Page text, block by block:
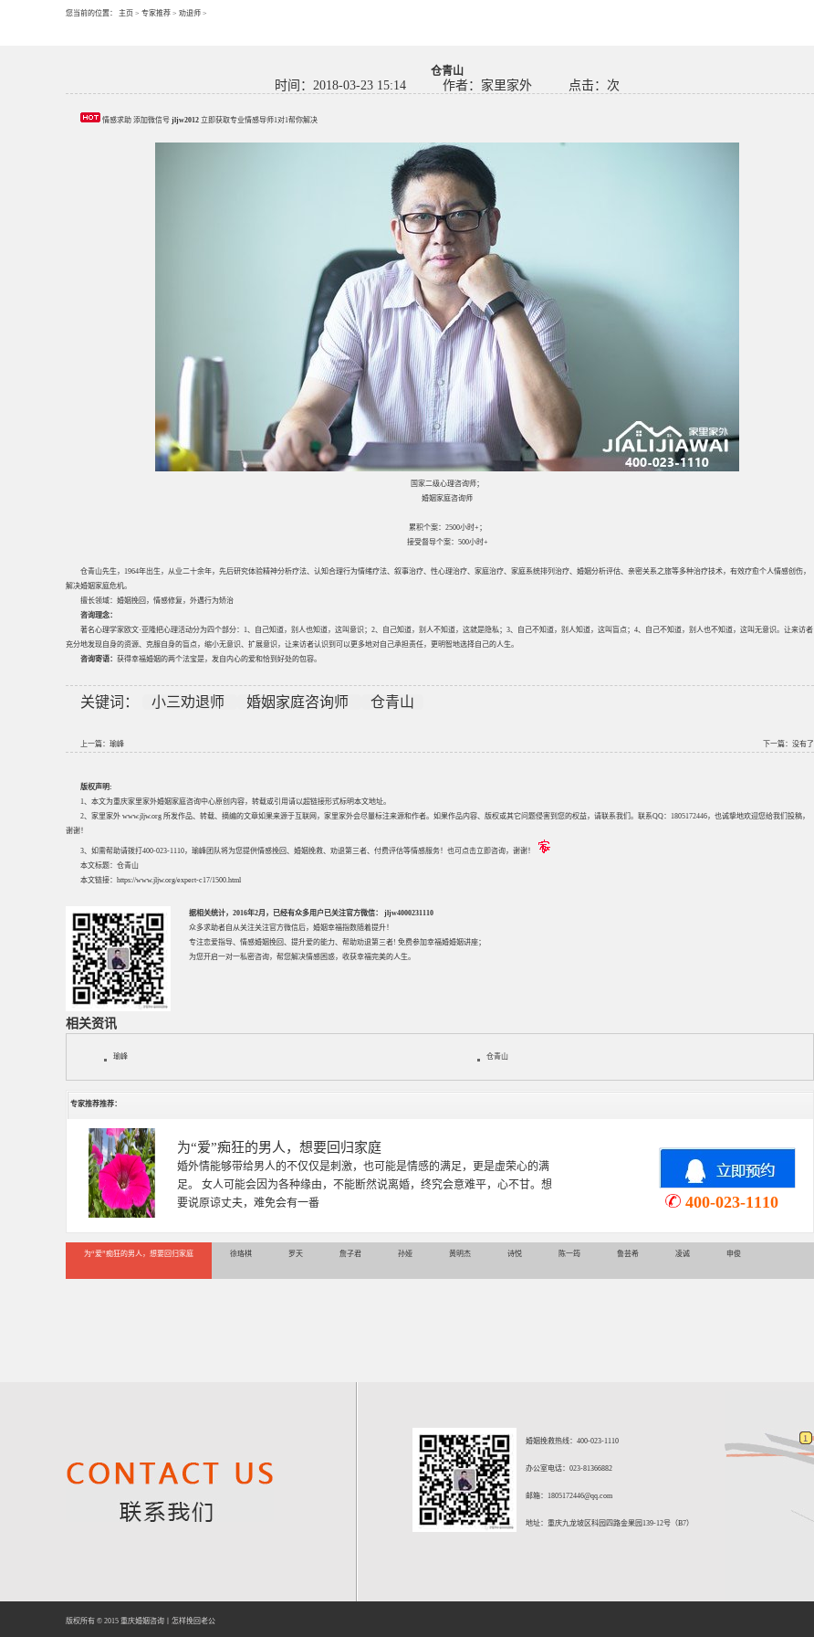
您当前的位置： 主页 > 专家推荐 > 劝退师 >
仓青山
时间：2018-03-23 15:14 作者：家里家外 点击： 次
情感求助 添加微信号 jljw2012 立即获取专业情感导师1对1帮你解决
国家二级心理咨询师；
婚姻家庭咨询师
累积个案：2500小时+；
接受督导个案：500小时+
仓青山先生，1964年出生，从业二十余年，先后研究体验精神分析疗法、认知合理行为情绪疗法、叙事治疗、性心理治疗、家庭治疗、家庭系统排列治疗、婚姻分析评估、亲密关系之旅等多种治疗技术，有效疗愈个人情感创伤，
解决婚姻家庭危机。
擅长领域：婚姻挽回，情感修复，外遇行为矫治
咨询理念：
著名心理学家欧文·亚隆把心理活动分为四个部分：1、自己知道，别人也知道，这叫意识；2、自己知道，别人不知道，这就是隐私；3、自己不知道，别人知道，这叫盲点；4、自己不知道，别人也不知道，这叫无意识。让来访者
充分地发现自身的资源、克服自身的盲点，缩小无意识、扩展意识，让来访者认识到可以更多地对自己承担责任，更明智地选择自己的人生。
咨询寄语： 获得幸福婚姻的两个法宝是，发自内心的爱和恰到好处的包容。
关键词： 小三劝退师 婚姻家庭咨询师 仓青山
上一篇： 瑜峰 下一篇：没有了
版权声明:
1、本文为重庆家里家外婚姻家庭咨询中心原创内容，转载或引用请以超链接形式标明本文地址。
2、家里家外 www.jljw.org 所发作品、转载、摘编的文章如果来源于互联网，家里家外会尽量标注来源和作者。如果作品内容、版权或其它问题侵害到您的权益，请联系我们。联系QQ：1805172446，也诚挚地欢迎您给我们投稿，
谢谢！
3、如需帮助请拨打400-023-1110，瑜峰团队将为您提供情感挽回、婚姻挽救、劝退第三者、付费评估等情感服务！也可点击立即咨询，谢谢！
本文标题： 仓青山
本文链接： https://www.jljw.org/expert-c17/1500.html
据相关统计，2016年2月，已经有众多用户已关注官方微信： jljw4000231110
众多求助者自从关注关注官方微信后，婚姻幸福指数随着提升！
专注恋爱指导、 情感婚姻挽回 、提升爱的能力、帮助劝退第三者! 免费参加幸福婚婚姻讲座；
为您开启一对一私密咨询，帮您解决情感困惑，收获幸福完美的人生。
相关资讯
瑜峰 仓青山
专家推荐推荐：
徐珞棋
徐珞棋，婚姻家庭咨询师，毕业于重庆师范大学心理学专业，从事婚姻情感咨询
多年，对婚姻情感分析、恋爱择偶、夫妻关系，情感挽回、家庭关系等咨询超过
千小时，积累了丰富的咨
400-023-1110
为“爱”痴狂的男人，想要回归家庭 徐珞棋 罗天 詹子君 孙娅 黄明杰 诗悦 陈一筠 鲁芸希 凌诚 申俊
婚姻挽救热线：400-023-1110
办公室电话：023-81366882
邮箱： 1805172446@qq.com
地址：重庆九龙坡区科园四路金果园139-12号（B7）
版权所有 © 2015 重庆婚姻咨询 怎样挽回老公